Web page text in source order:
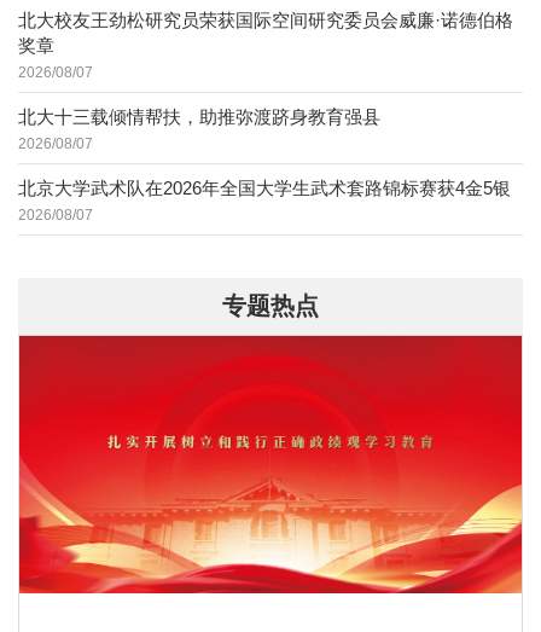
北大校友王劲松研究员荣获国际空间研究委员会威廉·诺德伯格
奖章
2026/08/07
北大十三载倾情帮扶，助推弥渡跻身教育强县
2026/08/07
北京大学武术队在2026年全国大学生武术套路锦标赛获4金5银
2026/08/07
专题热点